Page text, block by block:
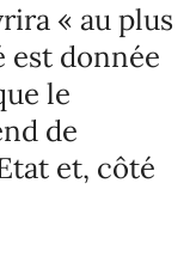
« au plus
est donnée
le
de
et, côté